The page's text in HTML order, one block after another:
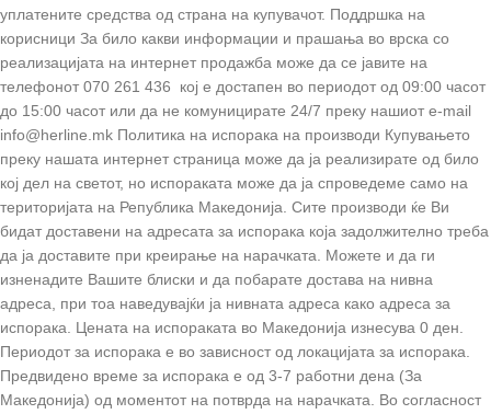
уплатените средства од страна на купувачот. Поддршка на
корисници За било какви информации и прашања во врска со
реализацијата на интернет продажба може да се јавите на
телефонот 070 261 436 кој е достапен во периодот од 09:00 часот
до 15:00 часот или да не комуницирате 24/7 преку нашиот e-mail
info@herline.mk Политика на испорака на производи Купувањето
преку нашата интернет страница може да ја реализирате од било
кој дел на светот, но испораката може да ја спроведеме само на
територијата на Република Македонија. Сите производи ќе Ви
бидат доставени на адресата за испорака која задолжително треба
да ја доставите при креирање на нарачката. Можете и да ги
изненадите Вашите блиски и да побарате достава на нивна
адреса, при тоа наведувајќи ја нивната адреса како адреса за
испорака. Цената на испораката во Македонија изнесува 0 ден.
Периодот за испорака е во зависност од локацијата за испорака.
Предвидено време за испорака е од 3-7 работни дена (За
Македонија) од моментот на потврдa на нарачката. Во согласност